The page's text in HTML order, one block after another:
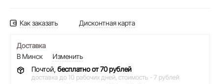
Как заказать Дисконтная карта
Доставка
В Минск
Изменить
Почтой, бесплатно от 70 рублей
доставка до 10 рабочих дней, стоимость - 7 рублей